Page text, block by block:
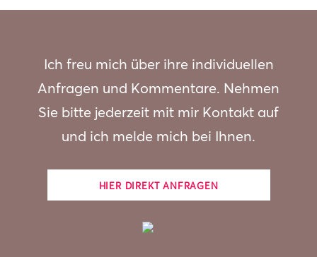
Ich freu mich über ihre individuellen
Anfragen und Kommentare. Nehmen
Sie bitte jederzeit mit mir Kontakt auf
und ich melde mich bei Ihnen.
HIER DIREKT ANFRAGEN